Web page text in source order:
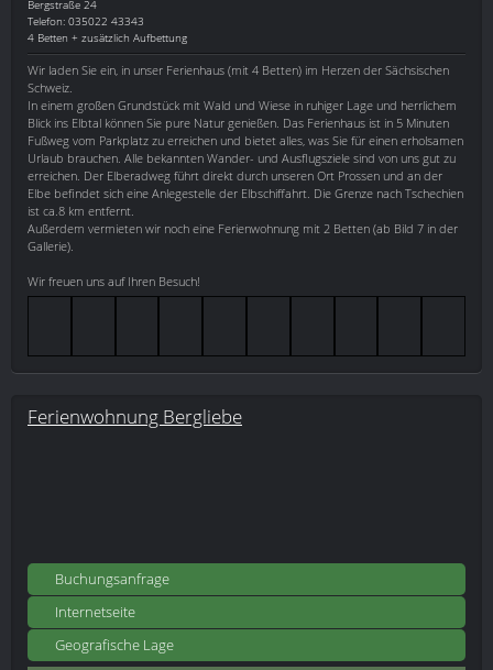
Bergstraße 24
Telefon: 035022 43343
4 Betten + zusätzlich Aufbettung
Wir laden Sie ein, in unser Ferienhaus (mit 4 Betten) im Herzen der Sächsischen
Schweiz.
In einem großen Grundstück mit Wald und Wiese in ruhiger Lage und herrlichem
Blick ins Elbtal können Sie pure Natur genießen. Das Ferienhaus ist in 5 Minuten
Fußweg vom Parkplatz zu erreichen und bietet alles, was Sie für einen erholsamen
Urlaub brauchen. Alle bekannten Wander- und Ausflugsziele sind von uns gut zu
erreichen. Der Elberadweg führt direkt durch unseren Ort Prossen und an der
Elbe befindet sich eine Anlegestelle der Elbschiffahrt. Die Grenze nach Tschechien
ist ca.8 km entfernt.
Außerdem vermieten wir noch eine Ferienwohnung mit 2 Betten (ab Bild 7 in der
Gallerie).
Wir freuen uns auf Ihren Besuch!
Ferienwohnung Bergliebe
Buchungsanfrage
Internetseite
Geografische Lage